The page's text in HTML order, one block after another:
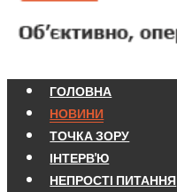
ГОЛОВНА
НОВИНИ
ТОЧКА ЗОРУ
ІНТЕРВ'Ю
НЕПРОСТІ ПИТАННЯ